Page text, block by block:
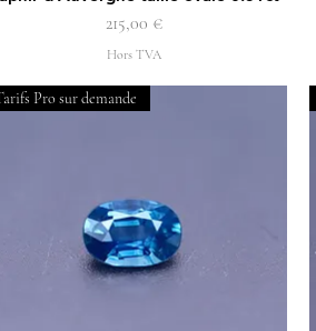
Prix
215,00 €
Hors TVA
Pro sur demande